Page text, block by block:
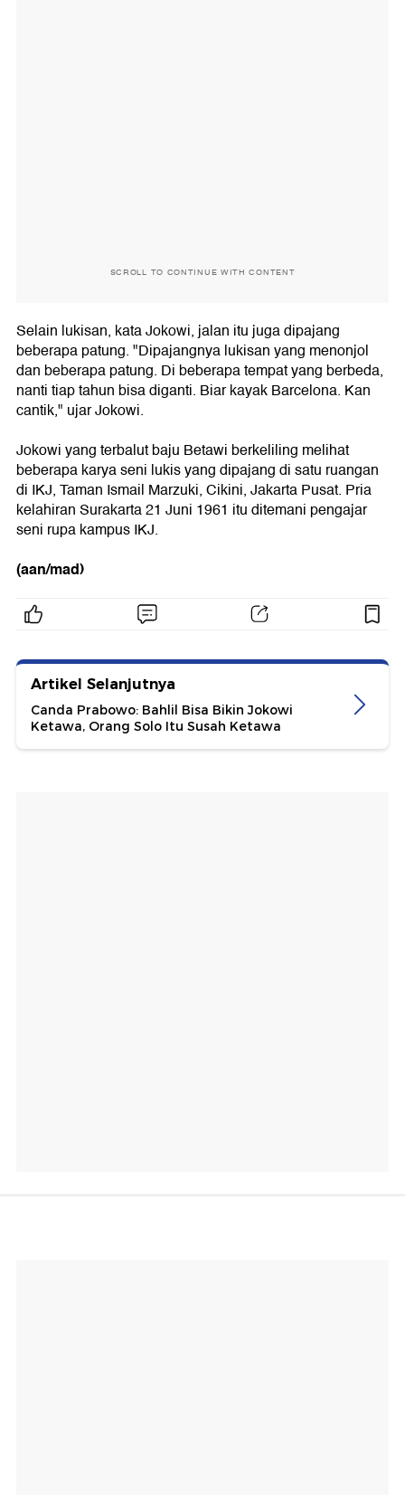
SCROLL TO CONTINUE WITH CONTENT
Selain lukisan, kata Jokowi, jalan itu juga dipajang
beberapa patung. "Dipajangnya lukisan yang menonjol
dan beberapa patung. Di beberapa tempat yang berbeda,
nanti tiap tahun bisa diganti. Biar kayak Barcelona. Kan
cantik," ujar Jokowi.
Jokowi yang terbalut baju Betawi berkeliling melihat
beberapa karya seni lukis yang dipajang di satu ruangan
di IKJ, Taman Ismail Marzuki, Cikini, Jakarta Pusat. Pria
kelahiran Surakarta 21 Juni 1961 itu ditemani pengajar
seni rupa kampus IKJ.
(aan/mad)
Artikel Selanjutnya
Canda Prabowo: Bahlil Bisa Bikin Jokowi
Ketawa, Orang Solo Itu Susah Ketawa